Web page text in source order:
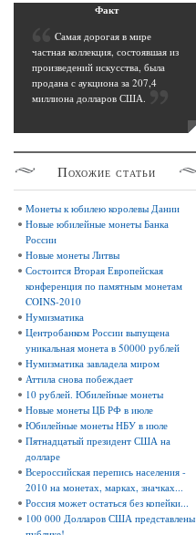
Факт
Cамая дорогая в мире
частная коллекция, состоявшая из
произведений искусства, была
продана с аукциона за 207,4
миллиона долларов США.
Похожие статьи
Монеты к юбилею королевы Дании
Новые юбилейные монеты Банка
России
Новые монеты Литвы
Состоится Вторая Европейская
конференция по памятным монетам
COINS-2010
Нумизматика
Центробанком России выпущена
уникальная монета в 50000 рублей
Нумизматика завладела миром
Аттила снова побеждает
10 рублей. Юбилейные монеты
Новые монеты ЦБ РФ в июле
Юбилейные монеты НБУ в июле
Пятнадцатый президент США на
долларе
Всероссийская перепись населения -
2010 на монетах, марках, значках...
Россия может остаться без копейки...
100 000 Долларов США представлены